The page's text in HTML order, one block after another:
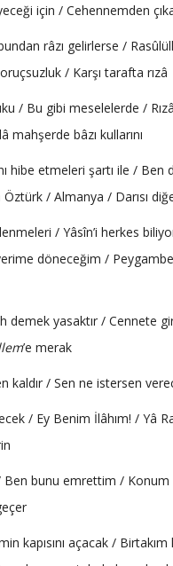
için / Cehennemden
râzı gelirlerse /
/ Karşı tarafta rızâ
/ Bu gibi meselelerde /
mahşerde bâzı kullarını
hibe etmeleri şartı ile /
/ Almanya / Darısı
/ Yâsîn’i herkes
döneceğim /
demek yasaktır / Cennete
’e merak
kaldır / Sen ne istersen
/ Ey Benim İlâhım! / Yâ
Ben bunu emrettim /
kapısını açacak /